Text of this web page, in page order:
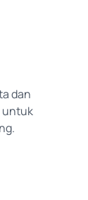
dan
untuk